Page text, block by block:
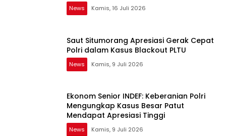
News Kamis, 16 Juli 2026
Saut Situmorang Apresiasi Gerak Cepat
Polri dalam Kasus Blackout PLTU
News Kamis, 9 Juli 2026
Ekonom Senior INDEF: Keberanian Polri
Mengungkap Kasus Besar Patut
Mendapat Apresiasi Tinggi
News Kamis, 9 Juli 2026